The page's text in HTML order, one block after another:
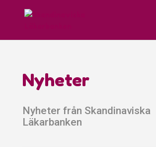
Nyheter
Nyheter från Skandinaviska
Läkarbanken